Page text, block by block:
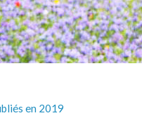
en 2019